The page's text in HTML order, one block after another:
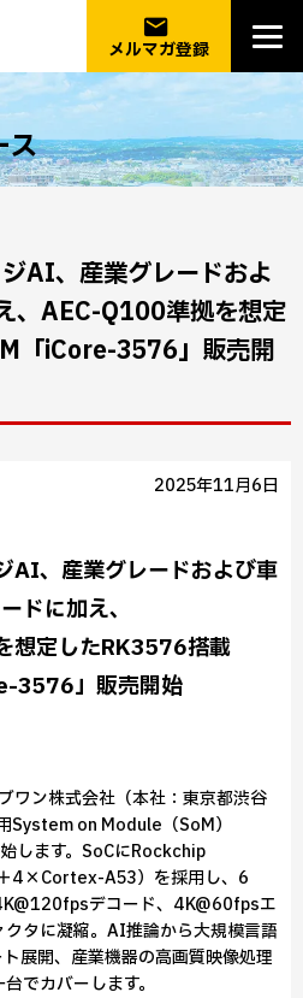
email
メルマガ登録
ス
AI、産業グレードおよ
、AEC-Q100準拠を想定
「iCore-3576」販売開
2025年11月6日
AI、産業グレードおよび車
ドに加え、
想定したRK3576搭載
3576」販売開始
ワン株式会社（本社：東京都渋谷
on Module（SoM）
します。SoCにRockchip
4×Cortex-A53）を採用し、6
デコード、4K@60fpsエ
タに凝縮。AI推論から大規模言語
展開、産業機器の高画質映像処理
でカバーします。